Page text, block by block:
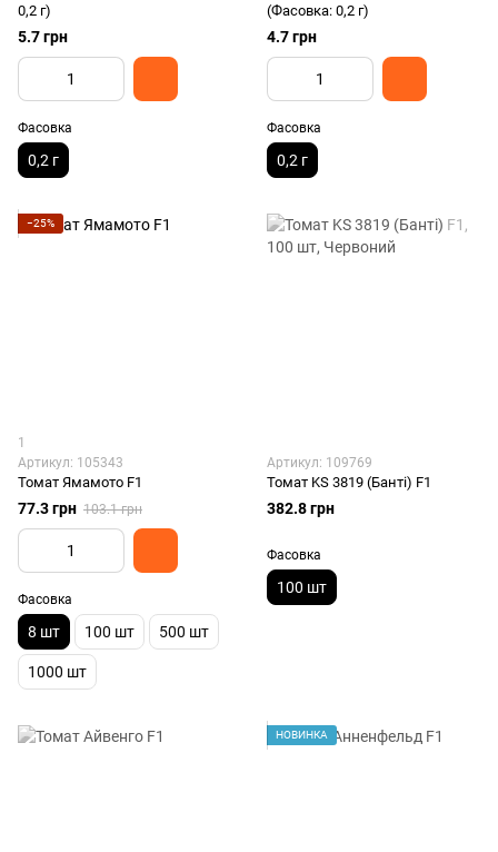
0,2 г)
5.7 грн
Фасовка
0,2 г
(Фасовка: 0,2 г)
4.7 грн
Фасовка
0,2 г
−25%
1
Артикул: 105343
Томат Ямамото F1
77.3 грн 103.1 грн
Фасовка
8 шт 100 шт 500 шт
1000 шт
Артикул: 109769
Томат KS 3819 (Банті) F1
382.8 грн
Фасовка
100 шт
НОВИНКА